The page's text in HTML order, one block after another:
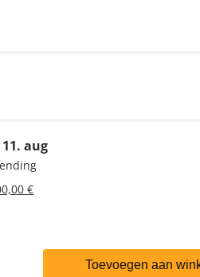
aug
€
Toevoegen aan